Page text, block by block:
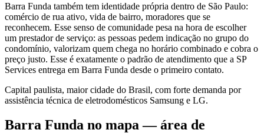
Barra Funda também tem identidade própria dentro de São Paulo:
comércio de rua ativo, vida de bairro, moradores que se
reconhecem. Esse senso de comunidade pesa na hora de escolher
um prestador de serviço: as pessoas pedem indicação no grupo do
condomínio, valorizam quem chega no horário combinado e cobra o
preço justo. Esse é exatamente o padrão de atendimento que a SP
Services entrega em Barra Funda desde o primeiro contato.
Capital paulista, maior cidade do Brasil, com forte demanda por
assistência técnica de eletrodomésticos Samsung e LG.
Barra Funda no mapa — área de